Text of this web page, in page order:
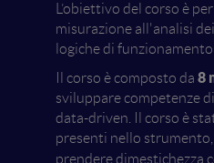
L’obiettivo del corso è
misurazione all'analisi
logiche di
Il corso è composto da 8
sviluppare competenze
data-driven. Il corso è
presenti nello
prendere dimestichezza